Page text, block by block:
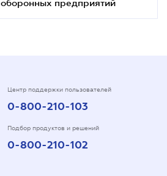
оборонных предприятий
Центр поддержки пользователей
0-800-210-103
Подбор продуктов и решений
0-800-210-102